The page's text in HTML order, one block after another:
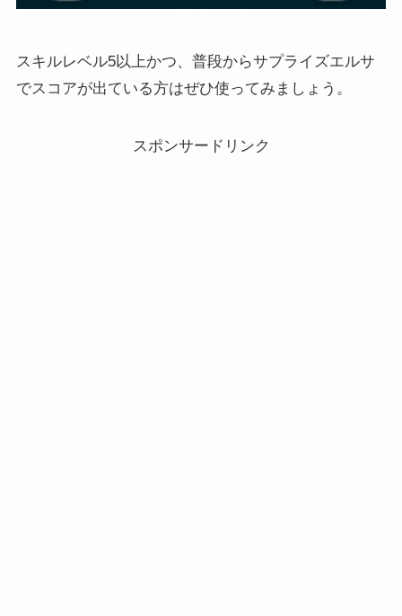
スキルレベル5以上かつ、普段からサプライズエルサ
でスコアが出ている方はぜひ使ってみましょう。
スポンサードリンク